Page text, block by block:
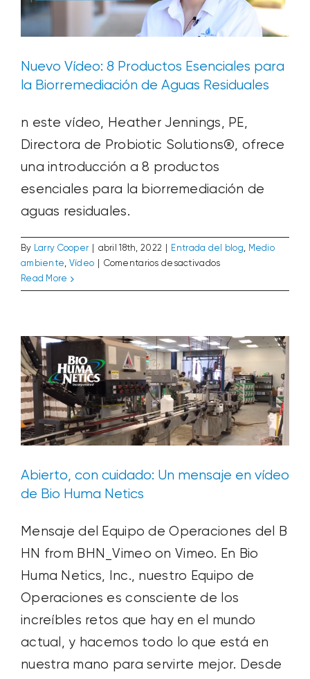
Probiotic
Solutions
Nuevo Vídeo: 8 Productos Esenciales para
la Biorremediación de Aguas Residuales
n este vídeo, Heather Jennings, PE,
Directora de Probiotic Solutions®, ofrece
una introducción a 8 productos
esenciales para la biorremediación de
aguas residuales.
By Larry Cooper abril 18th, 2022 Entrada del blog, Medio
ambiente, Vídeo Comentarios desactivadosen
Vídeo:
Esenciales
para
la
Biorremediación
de
Aguas
Residuales
Read MoreAbierto, con cuidado: Un mensaje en
Abierto, con cuidado: Un mensaje en vídeo
de Bio Huma Netics
Mensaje del Equipo de Operaciones del B
HN from BHN_Vimeo on Vimeo. En Bio
Huma Netics, Inc., nuestro Equipo de
Operaciones es consciente de los
increíbles retos que hay en el mundo
actual, y hacemos todo lo que está en
nuestra mano para servirte mejor. Desde